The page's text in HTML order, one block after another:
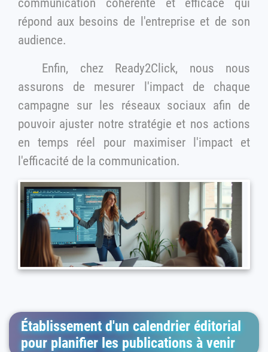
répond aux besoins de l'entreprise et de son
audience.
Enfin, chez Ready2Click, nous nous
assurons de mesurer l'impact de chaque
campagne sur les réseaux sociaux afin de
pouvoir ajuster notre stratégie et nos actions
en temps réel pour maximiser l'impact et
l'efficacité de la communication.
Établissement d'un calendrier éditorial
pour planifier les publications à venir